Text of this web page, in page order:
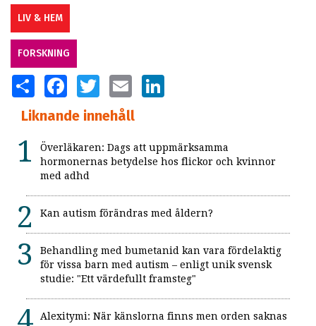
LIV & HEM
FORSKNING
SHARE FACEBOOKTWITTER EMAIL
Liknande innehåll
Överläkaren: Dags att uppmärksamma
hormonernas betydelse hos flickor och kvinnor
med adhd
Kan autism förändras med åldern?
Behandling med bumetanid kan vara fördelaktig
för vissa barn med autism – enligt unik svensk
studie: "Ett värdefullt framsteg"
Alexitymi: När känslorna finns men orden saknas